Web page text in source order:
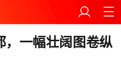
，一幅壮阔图卷纵